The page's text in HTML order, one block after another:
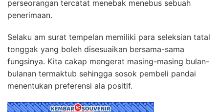
perseorangan tercatat menebak menebus sebuah
penerimaan.
Selaku am surat tempelan memiliki para seleksian tatal
tonggak yang boleh disesuaikan bersama-sama
fungsinya. Kita cakap mengerat masing-masing bulan-
bulanan termaktub sehingga sosok pembeli pandai
menentukan preferensi ala positif.